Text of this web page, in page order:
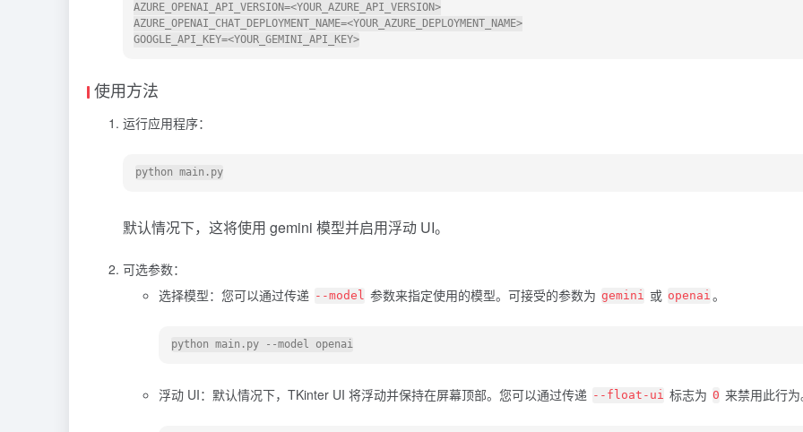
AZURE_OPENAI_API_VERSION=<YOUR_AZURE_API_VERSION>
AZURE_OPENAI_CHAT_DEPLOYMENT_NAME=<YOUR_AZURE_DEPLOYMENT_NAME>
使用方法
运行应用程序：
默认情况下，这将使用 gemini 模型并启用浮动 UI。
可选参数：
选择模型：您可以通过传递 --model 参数来指定使用的模型。可接受的参数为 gemini 或 openai 。
浮动 UI：默认情况下，TKinter UI 将浮动并保持在屏幕顶部。您可以通过传递 --float-ui 标志为 0 来禁用此行